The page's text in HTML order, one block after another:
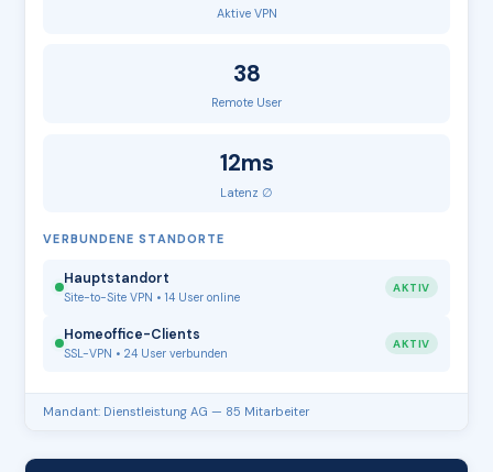
Aktive VPN
38
Remote User
12ms
Latenz ∅
VERBUNDENE STANDORTE
Hauptstandort
Site-to-Site VPN • 14 User online
AKTIV
Homeoffice-Clients
SSL-VPN • 24 User verbunden
AKTIV
Mandant: Dienstleistung AG — 85 Mitarbeiter